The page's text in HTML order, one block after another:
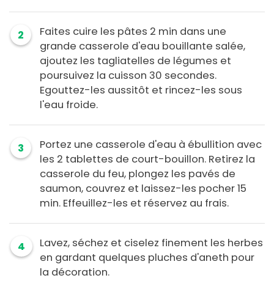
2
Faites cuire les pâtes 2 min dans une
grande casserole d'eau bouillante salée,
ajoutez les tagliatelles de légumes et
poursuivez la cuisson 30 secondes.
Egouttez-les aussitôt et rincez-les sous
l'eau froide.
3
Portez une casserole d'eau à ébullition avec
les 2 tablettes de court-bouillon. Retirez la
casserole du feu, plongez les pavés de
saumon, couvrez et laissez-les pocher 15
min. Effeuillez-les et réservez au frais.
4
Lavez, séchez et ciselez finement les herbes
en gardant quelques pluches d'aneth pour
la décoration.